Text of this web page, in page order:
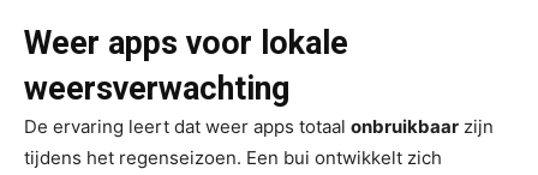
Weer apps voor lokale
weersverwachting
De ervaring leert dat weer apps totaal onbruikbaar zijn
tijdens het regenseizoen. Een bui ontwikkelt zich